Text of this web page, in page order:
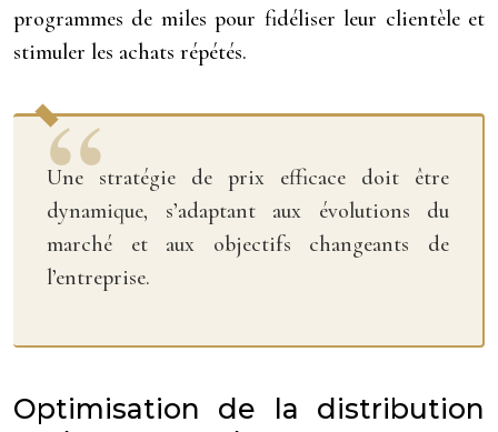
programmes de miles pour fidéliser leur clientèle et
stimuler les achats répétés.
Une stratégie de prix efficace doit être
dynamique, s’adaptant aux évolutions du
marché et aux objectifs changeants de
l’entreprise.
Optimisation de la distribution